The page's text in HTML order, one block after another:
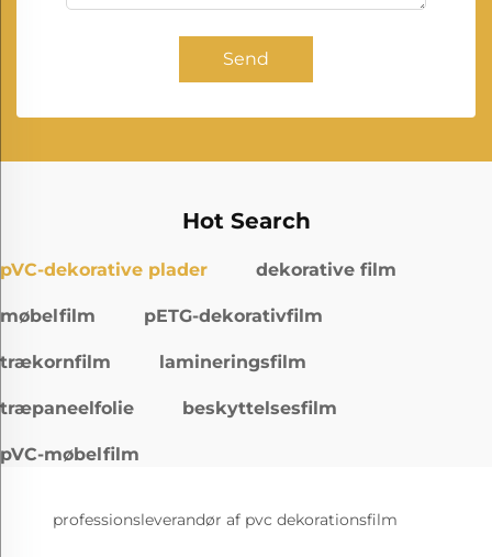
Send
Hot Search
pVC-dekorative plader dekorative film
møbelfilm pETG-dekorativfilm
trækornfilm lamineringsfilm
træpaneelfolie beskyttelsesfilm
pVC-møbelfilm
professionsleverandør af pvc dekorationsfilm